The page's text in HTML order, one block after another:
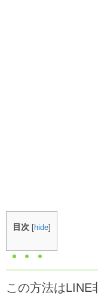
目次 [hide]
この方法はLINE